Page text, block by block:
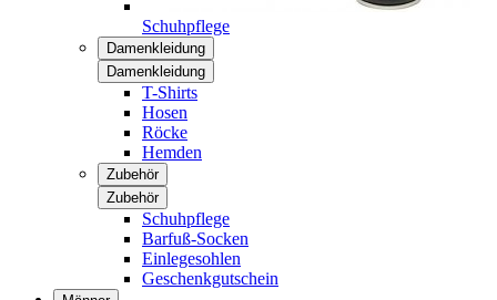
Schuhpflege
Damenkleidung
Damenkleidung
T-Shirts
Hosen
Röcke
Hemden
Zubehör
Zubehör
Schuhpflege
Barfuß-Socken
Einlegesohlen
Geschenkgutschein